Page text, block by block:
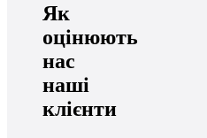
Як
оцінюють
нас
наші
клієнти